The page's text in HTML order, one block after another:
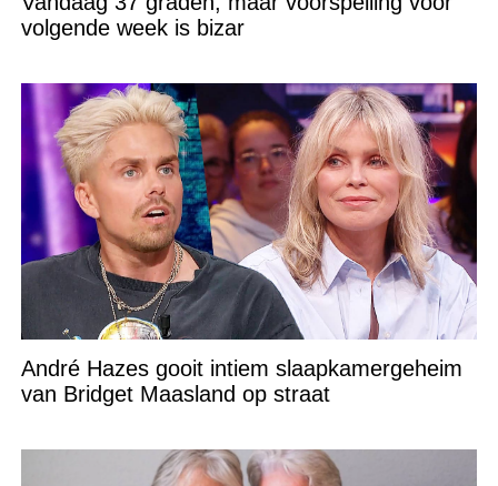
volgende week is bizar
André Hazes gooit intiem slaapkamergeheim
van Bridget Maasland op straat